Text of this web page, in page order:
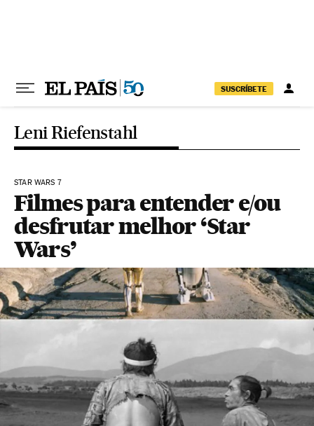
SUSCRÍBETE
Leni Riefenstahl
STAR WARS 7
Filmes para entender e/ou
desfrutar melhor ‘Star
Wars’